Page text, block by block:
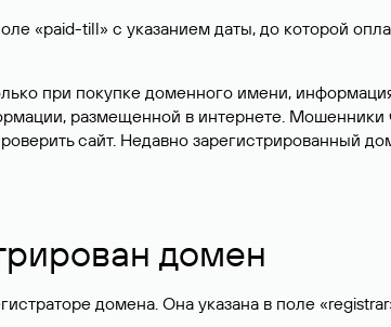
«paid-till» с указанием даты, до которой
при покупке доменного имени,
размещенной в интернете.
сайт. Недавно зарегистрированный
домен
домена. Она указана в поле